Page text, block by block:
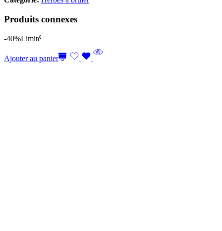
Produits connexes
-40%Limité
Ajouter au panier